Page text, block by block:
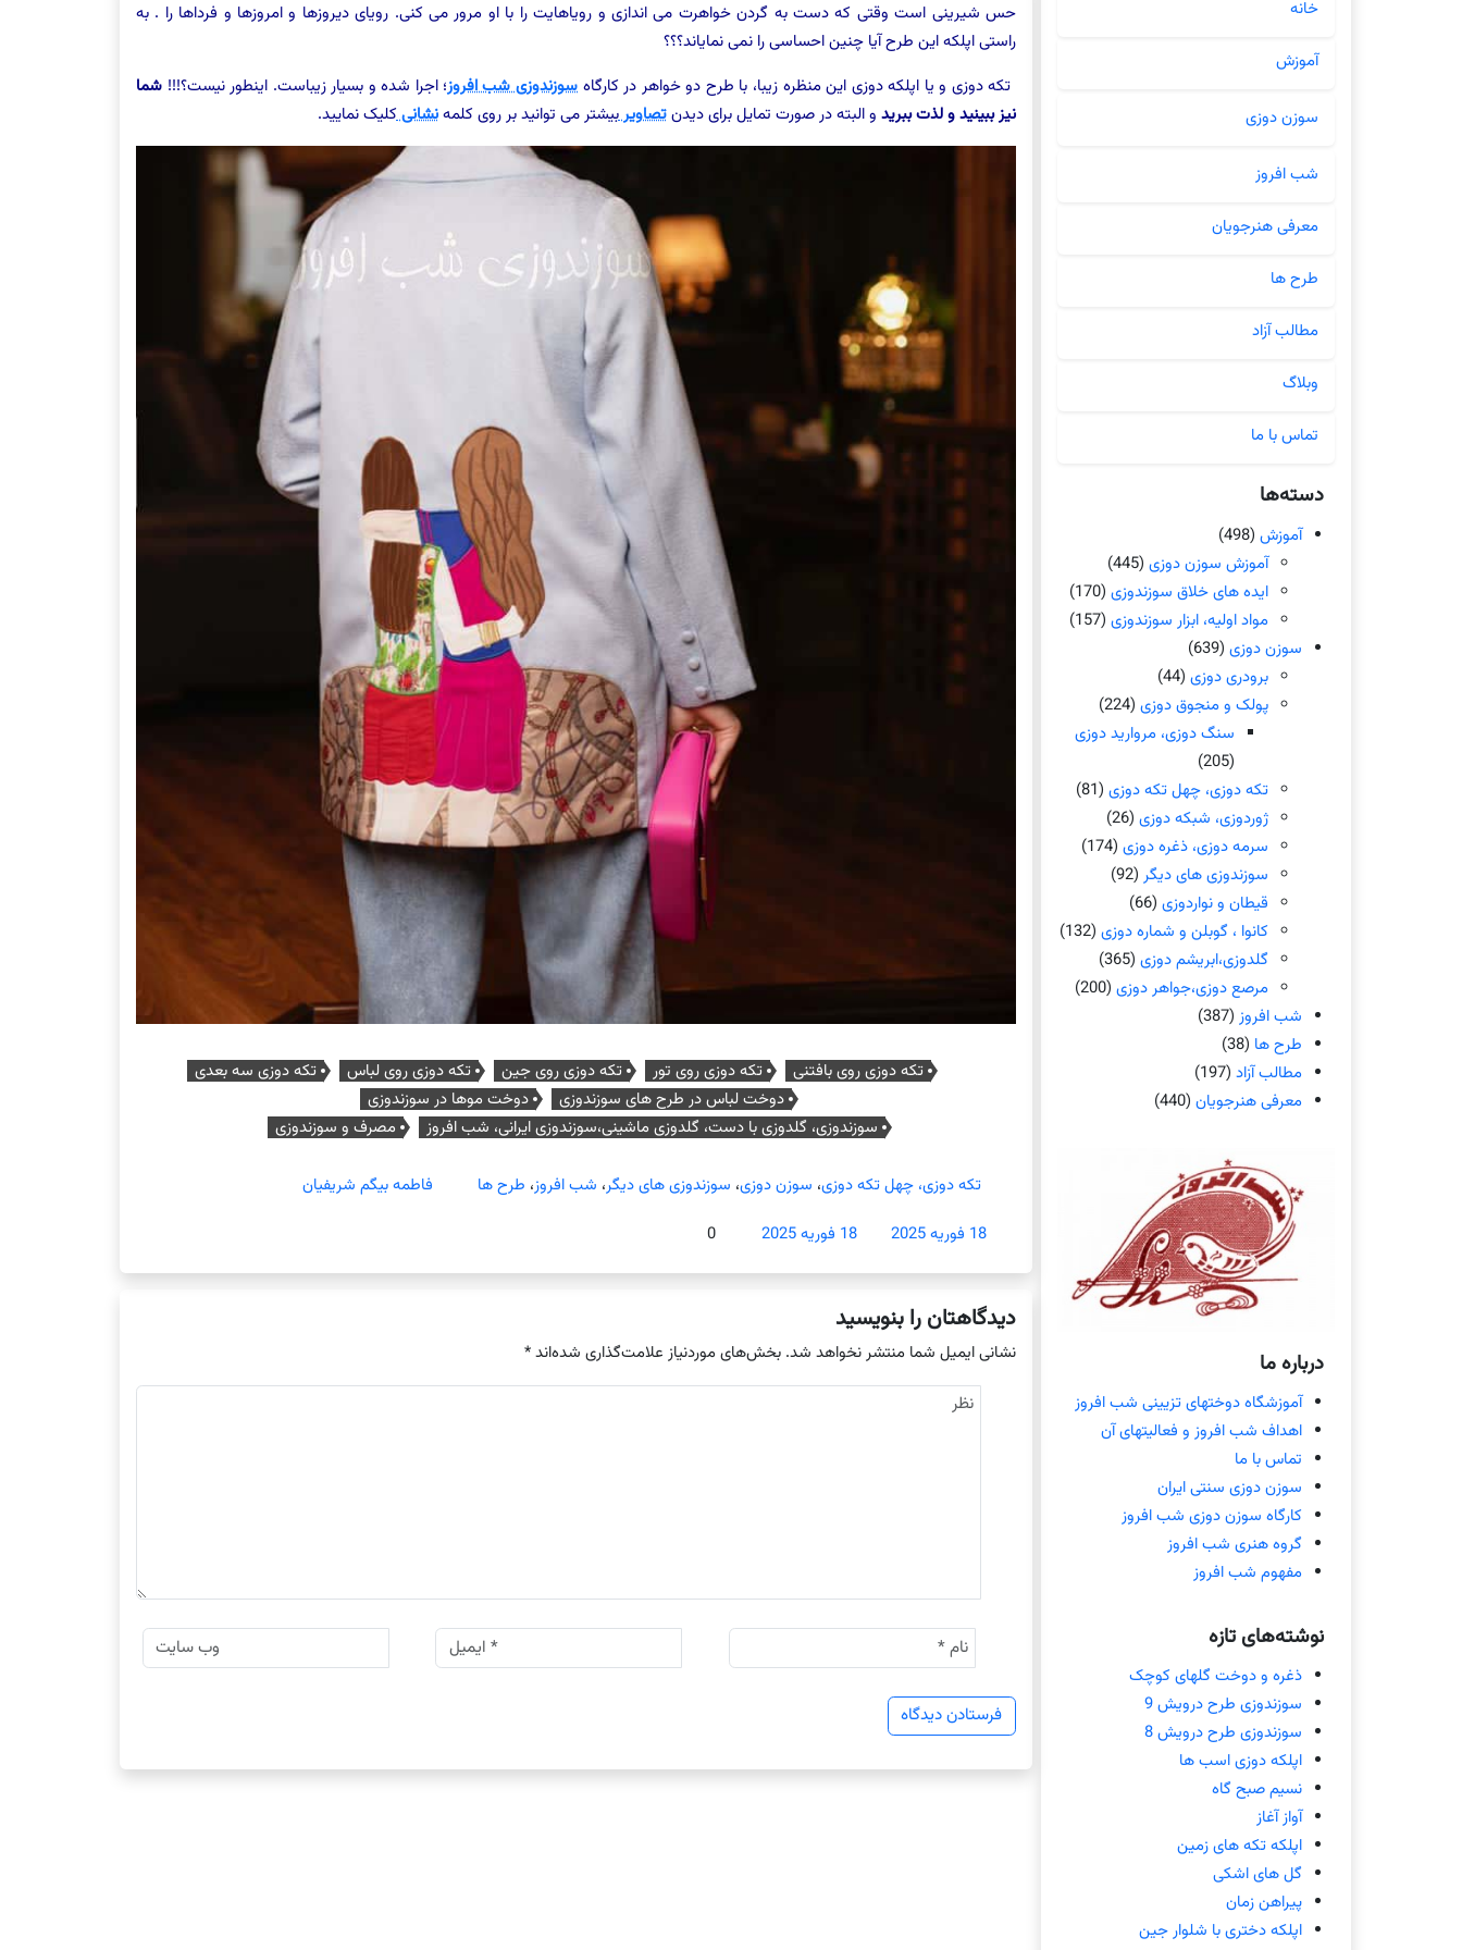
حس شیرینی است وقتی که دست به گردن خواهرت می اندازی و رویاهایت را با او مرور می کنی. رویای دیروزها و امروزها و فرداها را . به
راستی اپلکه این طرح آیا چنین احساسی را نمی نمایاند؟؟؟
تکه دوزی و یا اپلکه دوزی این منظره زیبا، با طرح دو خواهر در کارگاه سوزندوزی شب افروز؛ اجرا شده و بسیار زیباست. اینطور نیست؟!!! شما
نیز ببینید و لذت ببرید و البته در صورت تمایل برای دیدنتصاویربیشتر می توانید بر روی کلمهنشانیکلیک نمایید.
تکه دوزی روی بافتنی تکه دوزی روی تور تکه دوزی روی جین تکه دوزی روی لباس
تکه دوزی سه بعدی
دوخت لباس در طرح های سوزندوزی
دوخت موها در سوزندوزی
سوزندوزی، گلدوزی با دست، گلدوزی ماشینی،سوزندوزی ایرانی، شب افروز
مصرف و سوزندوزی
تکه دوزی، چهل تکه دوزی، سوزن دوزی، سوزندوزی های دیگر، شب افروز، طرح ها
فاطمه بیگم شریفیان
18 فوریه 2025
18 فوریه 2025 0
دیدگاهتان را بنویسید
نشانی ایمیل شما منتشر نخواهد شد. بخش‌های موردنیاز علامت‌گذاری شده‌اند*
خانه
آموزش
سوزن دوزی
شب افروز
معرفی هنرجویان
طرح ها
مطالب آزاد
وبلاگ
تماس با ما
دسته‌ها
آموزش (498)
آموزش سوزن دوزی (445)
ایده های خلاق سوزندوزی (170)
مواد اولیه، ابزار سوزندوزی (157)
سوزن دوزی (639)
برودری دوزی (44)
پولک و منجوق دوزی (224)
سنگ دوزی، مروارید دوزی
(205)
تکه دوزی، چهل تکه دوزی (81)
ژوردوزی، شبکه دوزی (26)
سرمه دوزی، ذغره دوزی (174)
سوزندوزی های دیگر (92)
قیطان و نواردوزی (66)
کانوا ، گوبلن و شماره دوزی (132)
گلدوزی،ابریشم دوزی (365)
مرصع دوزی،جواهر دوزی (200)
شب افروز (387)
طرح ها (38)
مطالب آزاد (197)
معرفی هنرجویان (440)
درباره ما
آموزشگاه دوختهای تزیینی شب افروز
اهداف شب افروز و فعالیتهای آن
تماس با ما
سوزن دوزی سنتی ایران
کارگاه سوزن دوزی شب افروز
گروه هنری شب افروز
مفهوم شب افروز
نوشته‌های تازه
ذغره و دوخت گلهای کوچک
سوزندوزی طرح درویش 9
سوزندوزی طرح درویش 8
اپلکه دوزی اسب ها
نسیم صبح گاه
آواز آغاز
اپلکه تکه های زمین
گل های اشکی
پیراهن زمان
اپلکه دختری با شلوار جین